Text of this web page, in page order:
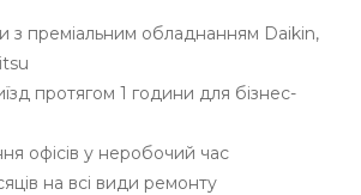
з преміальним обладнанням Daikin,
протягом 1 години для бізнес-
офісів у неробочий час
на всі види ремонту